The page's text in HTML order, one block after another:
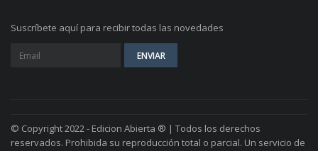
Suscríbete aquí para recibir todas las novedades
© Copyright 2022 - Edicion Abierta ® | Todos los derechos
reservados. Prohibida su reproducción total o parcial. Un servicio de